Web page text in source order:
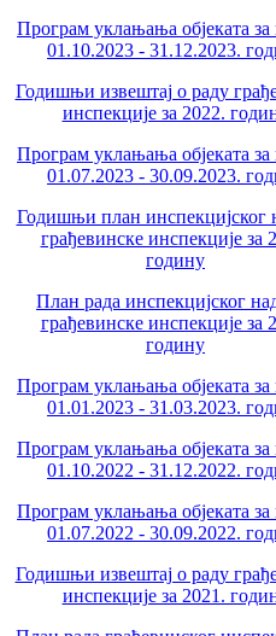
Програм уклањања објеката за
01.10.2023 - 31.12.2023.
Годишњи извештај о раду
инспекције за 2022.
Програм уклањања објеката за
01.07.2023 - 30.09.2023.
Годишњи план инспекцијског
грађевинске инспекције за
годину
План рада инспекцијског
грађевинске инспекције за
годину
Програм уклањања објеката за
01.01.2023 - 31.03.2023.
Програм уклањања објеката за
01.10.2022 - 31.12.2022.
Програм уклањања објеката за
01.07.2022 - 30.09.2022.
Годишњи извештај о раду
инспекције за 2021.